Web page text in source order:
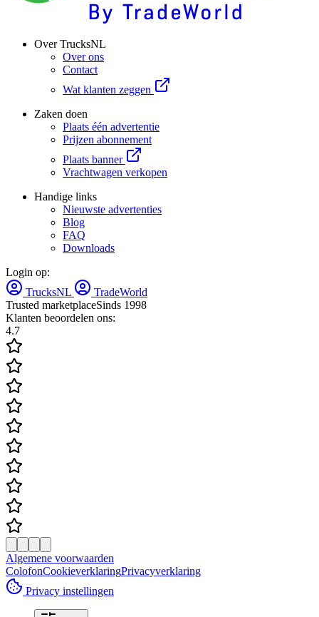
Over TrucksNL
Over ons
Contact
Wat klanten zeggen
Zaken doen
Plaats één advertentie
Prijzen abonnement
Plaats banner
Vrachtwagen verkopen
Handige links
Nieuwste advertenties
Blog
FAQ
Downloads
Login op:
TrucksNL
TradeWorld
Trusted marketplaceSinds 1998
Klanten beoordelen ons:
4.7
Algemene voorwaarden
ColofonCookieverklaringPrivacyverklaring
Privacy instellingen